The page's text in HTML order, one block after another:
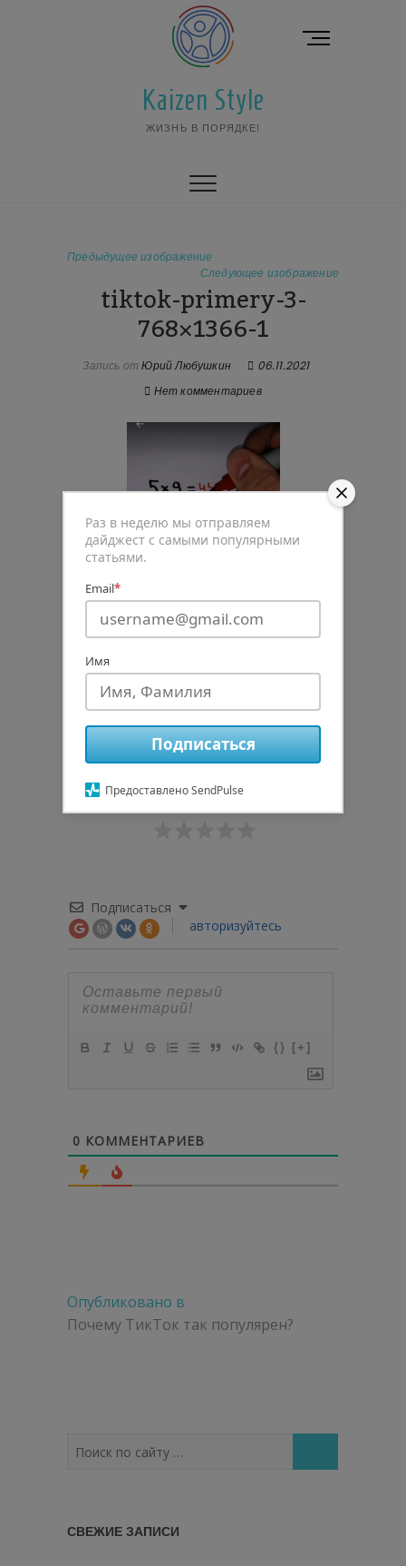
Kaizen Style
ЖИЗНЬ В ПОРЯДКЕ!
К
Предыдущее изображение
Следующее изображение
tiktok-primery-3-
768×1366-1
Запись от Юрий Любушкин
06.11.2021
Нет комментариев
0
Подписаться
авторизуйтесь
{} [+]
0 КОММЕНТАРИЕВ
Навигация
по
Опубликовано в
Почему ТикТок так популярен?
по
СВЕЖИЕ ЗАПИСИ
Раз в неделю мы отправляем
дайджест с самыми популярными
статьями.
Email*
Имя
Подписаться
Предоставлено SendPulse